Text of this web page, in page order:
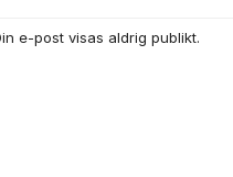
e-post visas aldrig publikt.